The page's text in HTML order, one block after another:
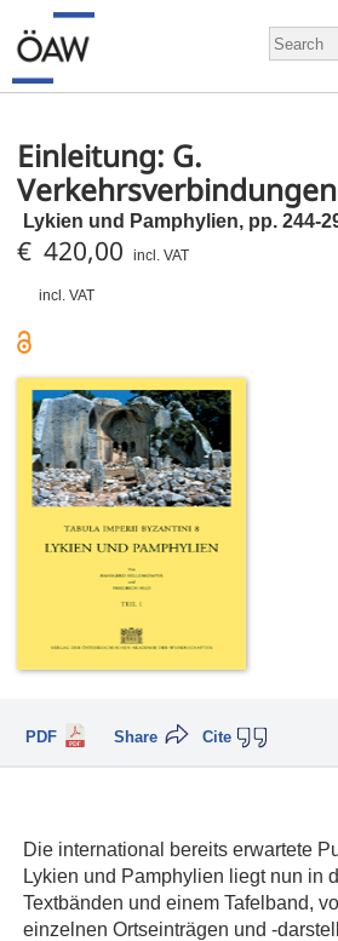
Einleitung: G.
Verkehrsverbindungen
Lykien und Pamphylien, pp. 244-
€ 420,00 incl. VAT
incl. VAT
PDF Cite
Share
Die international bereits erwartete
Lykien und Pamphylien liegt nun in
Textbänden und einem Tafelband,
einzelnen Ortseinträgen und -